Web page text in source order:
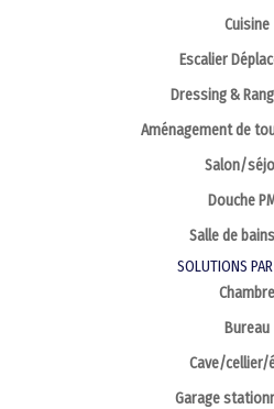
Cuisine
Escalier
Dressing &
Aménagement de
Salon/
Douche
Salle de
SOLUTIONS PAR
Chambre
Bureau
Cave/cellier/
Garage